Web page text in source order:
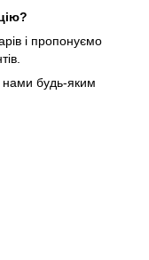
і пропонуємо
нами будь-яким